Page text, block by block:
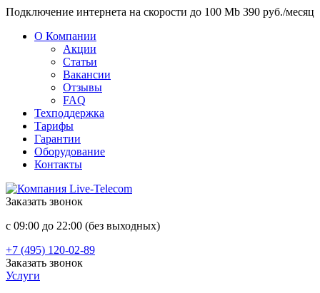
Подключение интернета на скорости до 100 Mb 390 руб./месяц
О Компании
Акции
Статьи
Вакансии
Отзывы
FAQ
Техподдержка
Тарифы
Гарантии
Оборудование
Контакты
Заказать звонок
с 09:00 до 22:00 (без выходных)
+7 (495) 120-02-89
Заказать звонок
Услуги